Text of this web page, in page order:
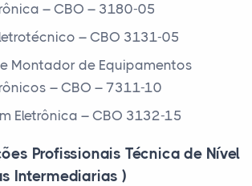
– CBO – 3180-05
– CBO 3131-05
Montador de Equipamentos
– CBO – 7311-10
Eletrônica – CBO 3132-15
Profissionais Técnica de Nível
Intermediarias )